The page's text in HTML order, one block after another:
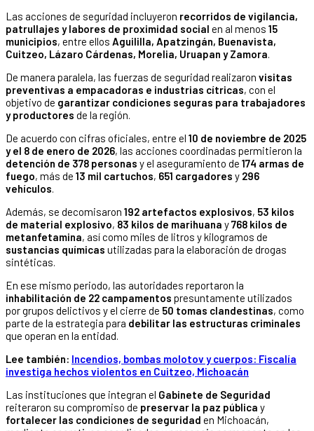
Las acciones de seguridad incluyeron recorridos de vigilancia,
patrullajes y labores de proximidad social en al menos 15
municipios, entre ellos Aguililla, Apatzingán, Buenavista,
Cuitzeo, Lázaro Cárdenas, Morelia, Uruapan y Zamora.
De manera paralela, las fuerzas de seguridad realizaron visitas
preventivas a empacadoras e industrias cítricas, con el
objetivo de garantizar condiciones seguras para trabajadores
y productores de la región.
De acuerdo con cifras oficiales, entre el 10 de noviembre de 2025
y el 8 de enero de 2026, las acciones coordinadas permitieron la
detención de 378 personas y el aseguramiento de 174 armas de
fuego, más de 13 mil cartuchos, 651 cargadores y 296
vehículos.
Además, se decomisaron 192 artefactos explosivos, 53 kilos
de material explosivo, 83 kilos de marihuana y768 kilos de
metanfetamina, así como miles de litros y kilogramos de
sustancias químicas utilizadas para la elaboración de drogas
sintéticas.
En ese mismo periodo, las autoridades reportaron la
inhabilitación de 22 campamentos presuntamente utilizados
por grupos delictivos y el cierre de 50 tomas clandestinas, como
parte de la estrategia para debilitar las estructuras criminales
que operan en la entidad.
Lee también: Incendios, bombas molotov y cuerpos: Fiscalía
investiga hechos violentos en Cuitzeo, Michoacán
Las instituciones que integran el Gabinete de Seguridad
reiteraron su compromiso de preservar la paz pública y
fortalecer las condiciones de seguridad en Michoacán,